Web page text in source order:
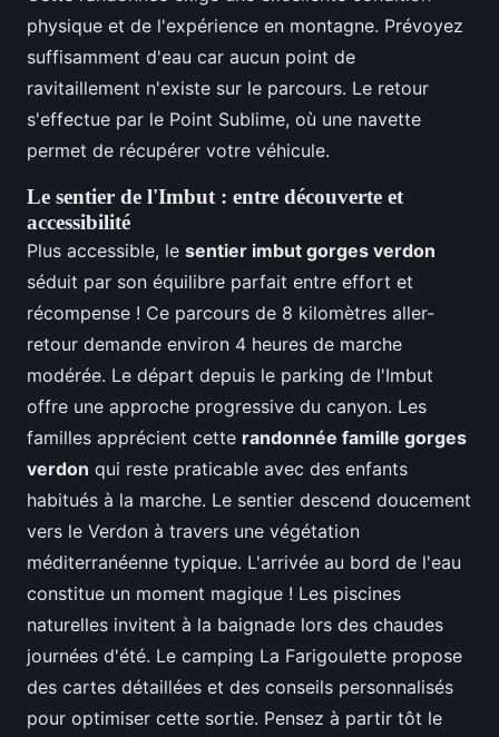
physique et de l'expérience en montagne. Prévoyez
suffisamment d'eau car aucun point de
ravitaillement n'existe sur le parcours. Le retour
s'effectue par le Point Sublime, où une navette
permet de récupérer votre véhicule.
Le sentier de l'Imbut : entre découverte et
accessibilité
Plus accessible, le sentier imbut gorges verdon
séduit par son équilibre parfait entre effort et
récompense ! Ce parcours de 8 kilomètres aller-
retour demande environ 4 heures de marche
modérée. Le départ depuis le parking de l'Imbut
offre une approche progressive du canyon. Les
familles apprécient cette randonnée famille gorges
verdon qui reste praticable avec des enfants
habitués à la marche. Le sentier descend doucement
vers le Verdon à travers une végétation
méditerranéenne typique. L'arrivée au bord de l'eau
constitue un moment magique ! Les piscines
naturelles invitent à la baignade lors des chaudes
journées d'été. Le camping La Farigoulette propose
des cartes détaillées et des conseils personnalisés
pour optimiser cette sortie. Pensez à partir tôt le